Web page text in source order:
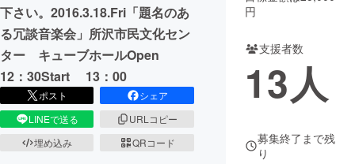
CAMPFIRE for Social Good
CAMPFIRE Creation
CAMPFIREふるさと納税
コミュニティ
下さい。2016.3.18.Fri「題名のあ
る冗談音楽会」所沢市民文化セン
ター キューブホールOpen
12：30Start 13：00
ポスト
シェア
LINEで送る
URLコピー
埋め込み
QRコード
円
支援者数
13人
募集終了まで残
り